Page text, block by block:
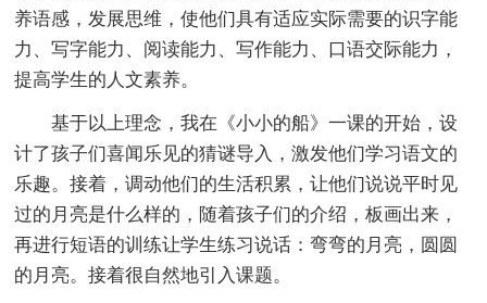
养语感，发展思维，使他们具有适应实际需要的识字能
力、写字能力、阅读能力、写作能力、口语交际能力，
提高学生的人文素养。
基于以上理念，我在《小小的船》一课的开始，设
计了孩子们喜闻乐见的猜谜导入，激发他们学习语文的
乐趣。接着，调动他们的生活积累，让他们说说平时见
过的月亮是什么样的，随着孩子们的介绍，板画出来，
再进行短语的训练让学生练习说话：弯弯的月亮，圆圆
的月亮。接着很自然地引入课题。